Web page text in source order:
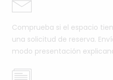
Comprueba si el espacio
una solicitud de reserva.
modo presentación